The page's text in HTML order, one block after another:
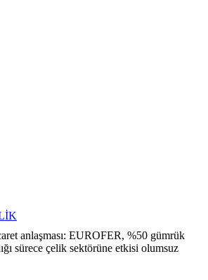
anlaşması: EUROFER, %50 gümrük
sürece çelik sektörüne etkisi olumsuz